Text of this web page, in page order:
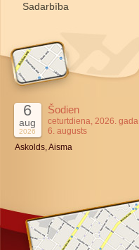
Sadarbība
6
aug
2026
Šodien
ceturtdiena, 2026. gada
6. augusts
Askolds, Aisma